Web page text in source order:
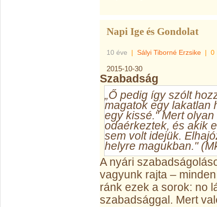
Napi Ige és Gondolat
10 éve | Sályi Tiborné Erzsike | 0
2015-10-30
Szabadság
„Ő pedig így szólt
magatok egy lakatlan
egy kissé." Mert
odaérkeztek, és akik
sem volt idejük.
helyre magukban."
A nyári
vagyunk rajta –
ránk ezek a sorok: no
szabadsággal. Mert